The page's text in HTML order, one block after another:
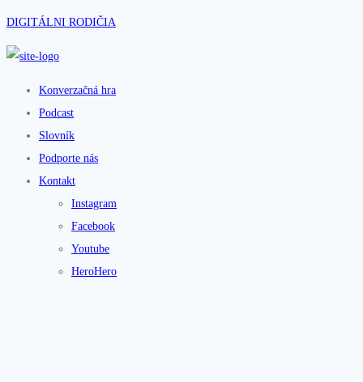
DIGITÁLNI RODIČIA
Konverzačná hra
Podcast
Slovník
Podporte nás
Kontakt
Instagram
Facebook
Youtube
HeroHero